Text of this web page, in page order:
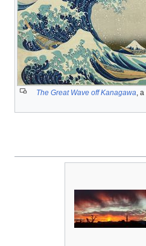
The Great Wave off Kanagawa , a